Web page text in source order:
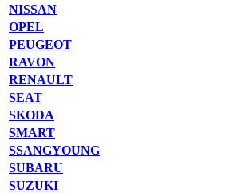
NISSAN
OPEL
PEUGEOT
RAVON
RENAULT
SEAT
SKODA
SMART
SSANGYOUNG
SUBARU
SUZUKI